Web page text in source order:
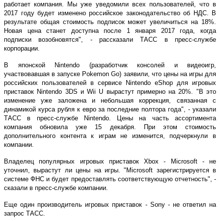
работает компания. Мы уже уведомили всех пользователей, что в
2017 году будет изменено российское законодательство об НДС. В
результате общая стоимость подписок может увеличиться на 18%.
Новая цена станет доступна после 1 января 2017 года, когда
подписки возобновятся", - рассказали ТАСС в пресс-службе
корпорации.
В японской Nintendo (разработчик консолей и видеоигр,
участвовавшая в запуске Pokemon Go) заявили, что цены на игры для
российских пользователей в сервисе Nintendo eShop для игровых
приставок Nintendo 3DS и Wii U вырастут примерно на 20%. "В это
изменение уже заложена и небольшая коррекция, связанная с
динамикой курса рубля к евро за последние полтора года", - указали
ТАСС в пресс-службе Nintendo. Цены на часть ассортимента
компания обновила уже 15 декабря. При этом стоимость
дополнительного контента к играм не изменится, подчеркнули в
компании.
Владелец популярных игровых приставок Xbox - Microsoft - не
уточнил, вырастут ли цены на игры. "Microsoft зарегистрируется в
системе ФНС и будет предоставлять соответствующую отчетность", -
сказали в пресс-службе компании.
Еще один производитель игровых приставок - Sony - не ответил на
запрос ТАСС.